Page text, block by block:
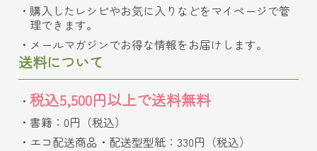
購入したレシピやお気に入りなどをマイページで管
理できます。
メールマガジンでお得な情報をお届けします。
送料について
税込5,500円以上で送料無料
書籍：0円（税込）
エコ配送商品・配送型型紙：330円（税込）